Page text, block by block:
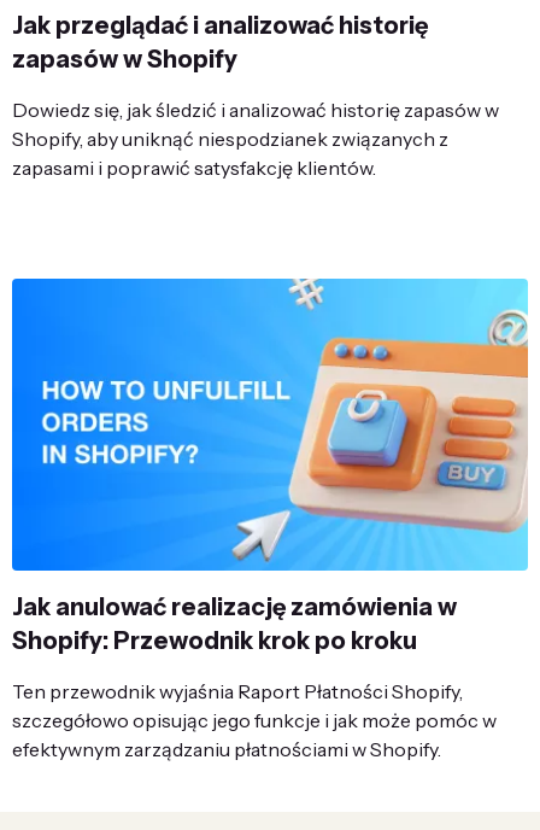
Jak przeglądać i analizować historię
zapasów w Shopify
Dowiedz się, jak śledzić i analizować historię zapasów w
Shopify, aby uniknąć niespodzianek związanych z
zapasami i poprawić satysfakcję klientów.
Jak anulować realizację zamówienia w
Shopify: Przewodnik krok po kroku
Ten przewodnik wyjaśnia Raport Płatności Shopify,
szczegółowo opisując jego funkcje i jak może pomóc w
efektywnym zarządzaniu płatnościami w Shopify.